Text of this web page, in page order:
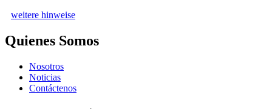
weitere hinweise
Quienes Somos
Nosotros
Noticias
Contáctenos